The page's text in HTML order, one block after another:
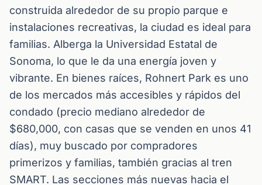
construida alrededor de su propio parque e
instalaciones recreativas, la ciudad es ideal para
familias. Alberga la Universidad Estatal de
Sonoma, lo que le da una energía joven y
vibrante. En bienes raíces, Rohnert Park es uno
de los mercados más accesibles y rápidos del
condado (precio mediano alrededor de
$680,000, con casas que se venden en unos 41
días), muy buscado por compradores
primerizos y familias, también gracias al tren
SMART. Las secciones más nuevas hacia el